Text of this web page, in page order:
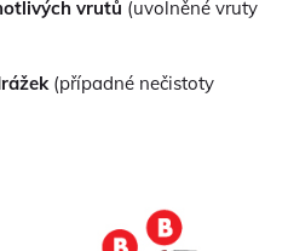
vrutů (uvolněné vruty
(případné nečistoty